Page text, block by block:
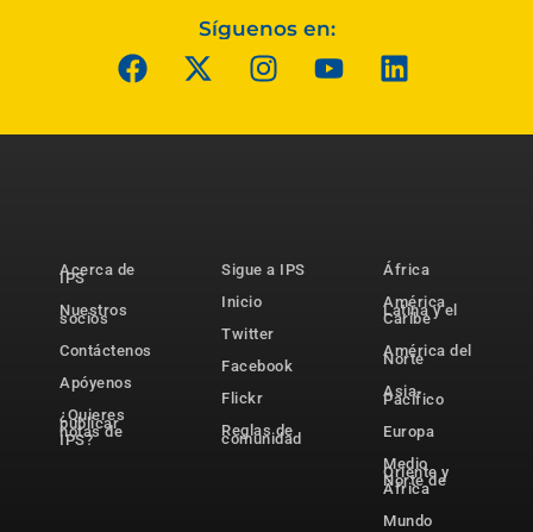
Síguenos en:
Acerca de
IPS
Nuestros
socios
Contáctenos
Apóyenos
¿Quieres
publicar
notas de
IPS?
Sigue a IPS
Inicio
Twitter
Facebook
Flickr
Reglas de
comunidad
África
América
Latina y el
Caribe
América del
Norte
Asia-
Pacífico
Europa
Medio
Oriente y
Norte de
África
Mundo